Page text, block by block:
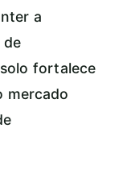
a
de
fortalece
mercado